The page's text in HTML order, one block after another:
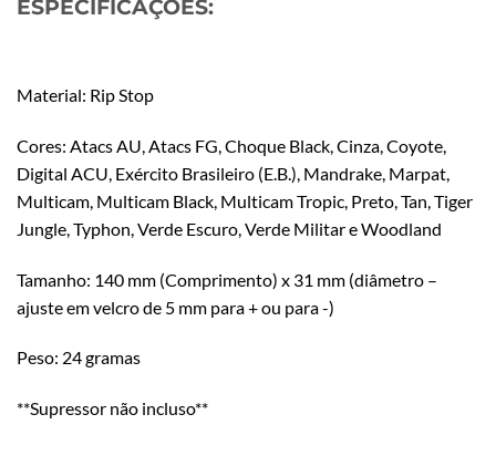
ESPECIFICAÇÕES:
Material: Rip Stop
Cores: Atacs AU, Atacs FG, Choque Black, Cinza, Coyote,
Digital ACU, Exército Brasileiro (E.B.), Mandrake, Marpat,
Multicam, Multicam Black, Multicam Tropic, Preto, Tan, Tiger
Jungle, Typhon, Verde Escuro, Verde Militar e Woodland
Tamanho: 140 mm (Comprimento) x 31 mm (diâmetro –
ajuste em velcro de 5 mm para + ou para -)
Peso: 24 gramas
**Supressor não incluso**